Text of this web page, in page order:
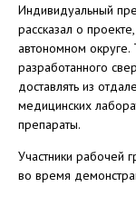
Индивидуальный
рассказал о
автономном округе.
разработанного
доставлять из
медицинских
препараты.
Участники рабочей
во время